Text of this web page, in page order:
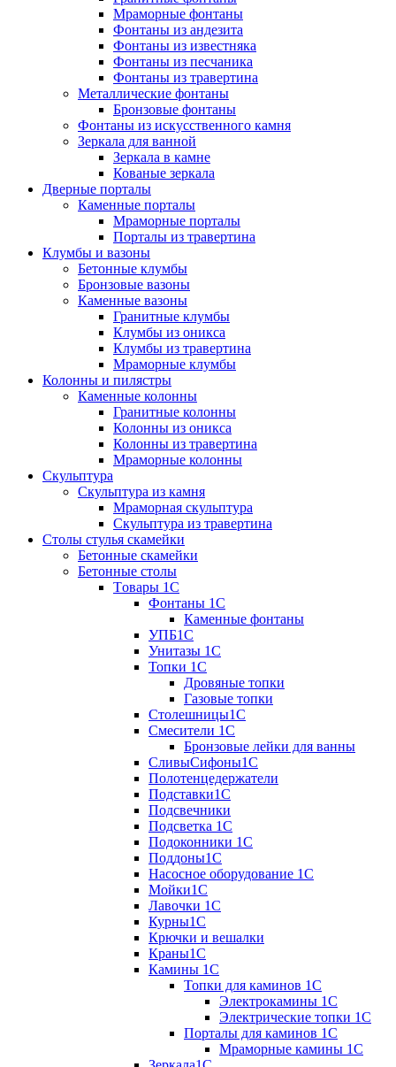
Мраморные фонтаны
Фонтаны из андезита
Фонтаны из известняка
Фонтаны из песчаника
Фонтаны из травертина
Металлические фонтаны
Бронзовые фонтаны
Фонтаны из искусственного камня
Зеркала для ванной
Зеркала в камне
Кованые зеркала
Дверные порталы
Каменные порталы
Мраморные порталы
Порталы из травертина
Клумбы и вазоны
Бетонные клумбы
Бронзовые вазоны
Каменные вазоны
Гранитные клумбы
Клумбы из оникса
Клумбы из травертина
Мраморные клумбы
Колонны и пилястры
Каменные колонны
Гранитные колонны
Колонны из оникса
Колонны из травертина
Мраморные колонны
Скульптура
Скульптура из камня
Мраморная скульптура
Скульптура из травертина
Столы стулья скамейки
Бетонные скамейки
Бетонные столы
Tовары 1C
Фонтаны 1C
Каменные фонтаны
УПБ1С
Унитазы 1С
Топки 1С
Дровяные топки
Газовые топки
Столешницы1С
Смесители 1С
Бронзовые лейки для ванны
СливыСифоны1С
Полотенцедержатели
Подставки1С
Подсвечники
Подсветка 1С
Подоконники 1С
Поддоны1С
Насосное оборудование 1С
Мойки1С
Лавочки 1С
Курны1С
Крючки и вешалки
Краны1С
Камины 1C
Топки для каминов 1C
Электрокамины 1С
Электрические топки 1C
Порталы для каминов 1С
Мраморные камины 1C